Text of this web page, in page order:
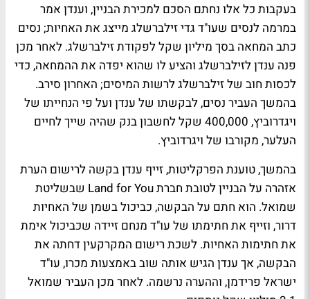
בעקבות כל אלו נחתם הסכם למכירת הבניין, וענדן אמר
במרמה לנסים שעו"ד גדי זילברשלג מייצג את האחיות; נסים
כתב המחאה בסך מיליון שקל לפקודת זילברשלג. לאחר מכן
פנה ענדן לזילברשלג והציע לו שהוא יפדה את ההמחאה, כדי
לכסות חוב של זילברשלג לרשות המיסים; האחרון סירב.
בהמשך העביר נסים, לבקשתו של ענדן ועל פי הנחייתו של
ויגדרוביץ, 400,000 שקל לחשבון בנק שהיה שייך לחיים
העלער, מקורבו של ויגרדוביץ.
בהמשך, טוענת הפרקליטות, זייף ענדן בקשה לרישום הערת
אזהרה על הבניין לטובת חברת Land for You שבשליטת
שמואל. הוא חתם על הבקשה, כביכול בשמן של האחיות
דרור, וזייף את חתימתו של עו"ד מנחם זיידה שכביכול אימת
את חתימות האחיות. לשכת רישום המקרקעין דחתה את
הבקשה, אך ענדן הגיש אותה שוב באמצעות מכרו, עו"ד
ישראל פרידמן, וההערה נרשמה. לאחר מכן העביר שמואל